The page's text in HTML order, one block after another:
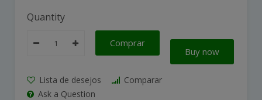
Quantity
Comprar
Buy now
Lista de desejos
Comparar
Ask a Question